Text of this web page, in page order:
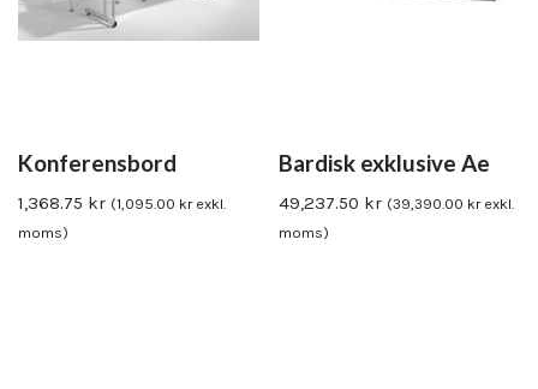
Konferensbord
1,368.75 kr (1,095.00 krexkl.
moms)
Bardisk exklusive Ae
49,237.50 kr (39,390.00 krexkl.
moms)